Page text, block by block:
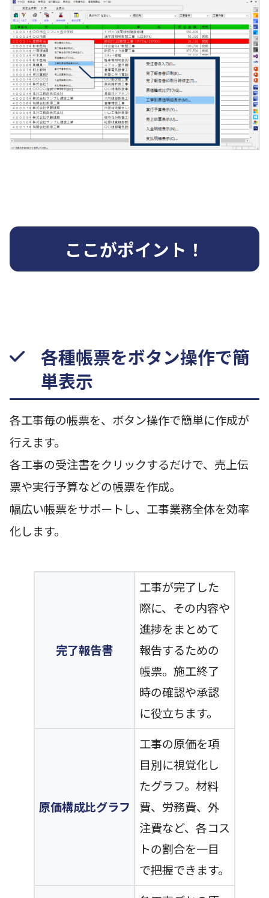
ここがポイント！
各種帳票をボタン操作で簡
単表示
各工事毎の帳票を、ボタン操作で簡単に作成が
行えます。
各工事の受注書をクリックするだけで、売上伝
票や実行予算などの帳票を作成。
幅広い帳票をサポートし、工事業務全体を効率
化します。
完了報告書
工事が完了した
際に、その内容や
進捗をまとめて
報告するための
帳票。施工終了
時の確認や承認
に役立ちます。
原価構成比グラフ
工事の原価を項
目別に視覚化し
たグラフ。材料
費、労務費、外
注費など、各コス
トの割合を一目
で把握できます。